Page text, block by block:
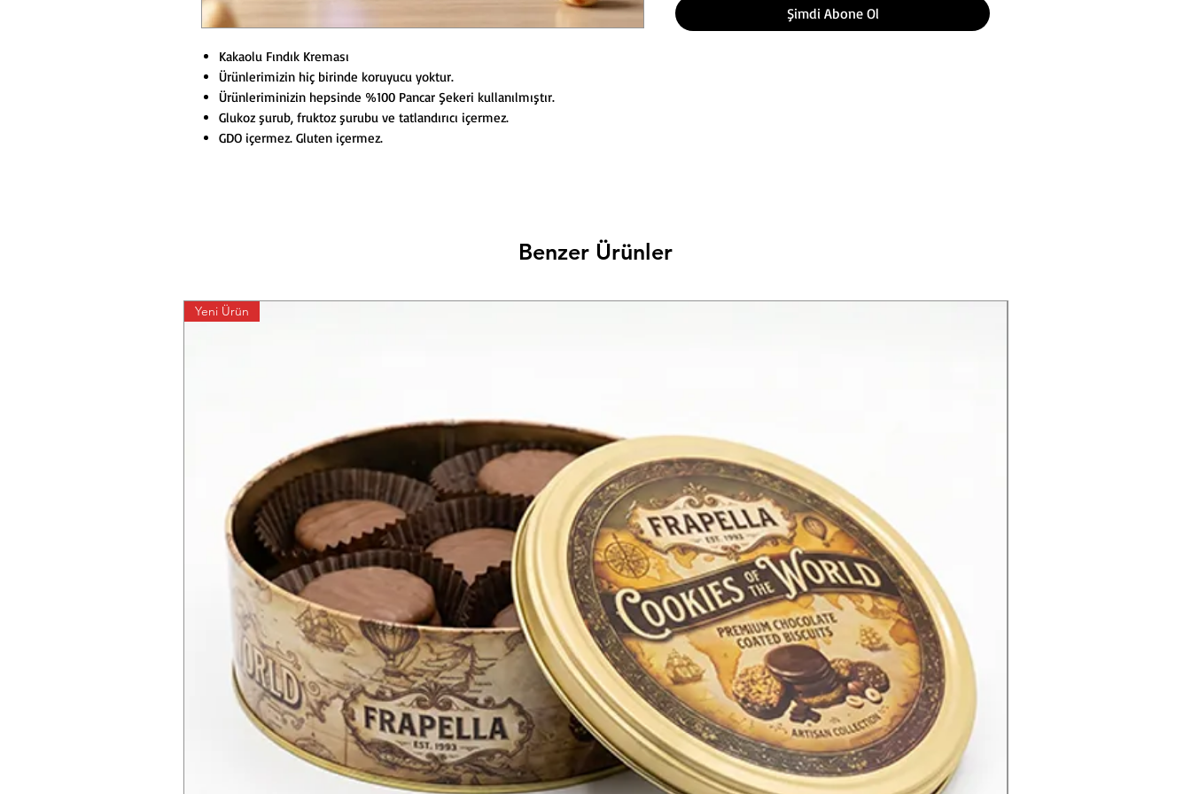
Kakaolu Fındık Kreması
Ürünlerimizin hiç birinde koruyucu yoktur.
Ürünleriminizin hepsinde %100 Pancar Şekeri kullanılmıştır.
Glukoz şurub, fruktoz şurubu ve tatlandırıcı içermez.
GDO içermez. Gluten içermez.
Şimdi Abone Ol
Benzer Ürünler
Yeni Ürün